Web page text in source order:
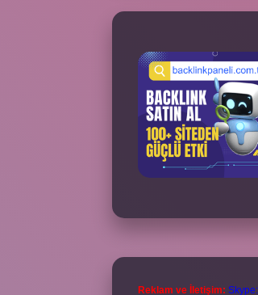
Reklam ve İletişim: Skype: